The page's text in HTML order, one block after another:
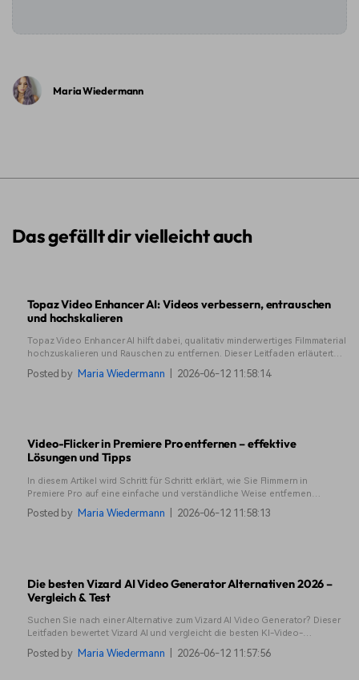
Maria Wiedermann
Das gefällt dir vielleicht auch
Topaz Video Enhancer AI: Videos verbessern, entrauschen
und hochskalieren
Topaz Video Enhancer AI hilft dabei, qualitativ minderwertiges Filmmaterial
hochzuskalieren und Rauschen zu entfernen. Dieser Leitfaden erläutert
die Leistung, den Arbeitsablauf, die Vor- und Nachteile sowie Situationen,
in denen andere Tools besser geeignet sein könnten.
Posted by Maria Wiedermann 2026-06-12 11:58:14
Video-Flicker in Premiere Pro entfernen – effektive
Lösungen und Tipps
In diesem Artikel wird Schritt für Schritt erklärt, wie Sie Flimmern in
Premiere Pro auf eine einfache und verständliche Weise entfernen
können. Von schnellen Lösungen bis zu effektiveren Methoden erfahren
Sie genau, was Sie als Nächstes ausprobieren sollten.
Posted by Maria Wiedermann 2026-06-12 11:58:13
Die besten Vizard AI Video Generator Alternativen 2026 –
Vergleich & Test
Suchen Sie nach einer Alternative zum Vizard AI Video Generator? Dieser
Leitfaden bewertet Vizard AI und vergleicht die besten KI-Video-
Generatoren dieses Jahres. Sehen Sie sich Funktionen, Preise und Top-
Auswahlen an.
Posted by Maria Wiedermann 2026-06-12 11:57:56